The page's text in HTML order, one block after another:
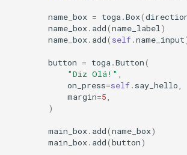
name_box = toga.Box(
name_box. add(name_label)
name_box. add( self.name_input
button = toga.Button(
"Diz Olá!" ,
on_press=self. say_hello,
margin=5,
)
main_box. add(name_box)
main_box. add(button)